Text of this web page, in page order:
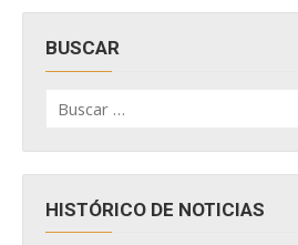
BUSCAR
por:
HISTÓRICO DE NOTICIAS